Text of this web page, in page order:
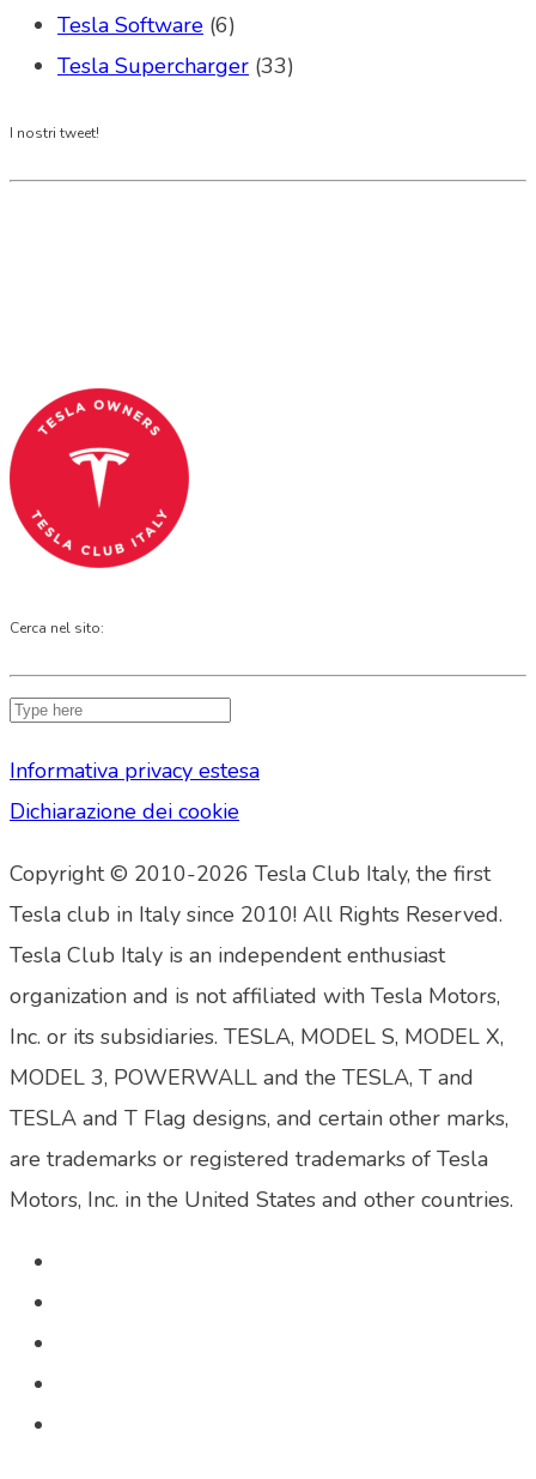
Tesla Software (6)
Tesla Supercharger (33)
I nostri tweet!
Cerca nel sito:
Informativa privacy estesa
Dichiarazione dei cookie
Copyright © 2010-2026 Tesla Club Italy, the first
Tesla club in Italy since 2010! All Rights Reserved.
Tesla Club Italy is an independent enthusiast
organization and is not affiliated with Tesla Motors,
Inc. or its subsidiaries. TESLA, MODEL S, MODEL X,
MODEL 3, POWERWALL and the TESLA, T and
TESLA and T Flag designs, and certain other marks,
are trademarks or registered trademarks of Tesla
Motors, Inc. in the United States and other countries.